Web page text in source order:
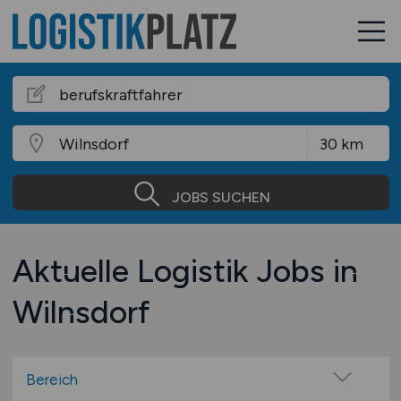
JOBS SUCHEN
Aktuelle Logistik Jobs in
Wilnsdorf
Bereich